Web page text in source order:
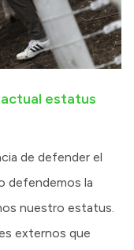
estatus
de defender el
defendemos la
nuestro estatus.
externos que